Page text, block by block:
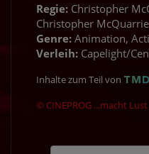
Regie: Christopher
Christopher McQuarrie
Genre: Animation,
Verleih: Capelight/
Inhalte zum Teil von
© CINEPROG ...macht